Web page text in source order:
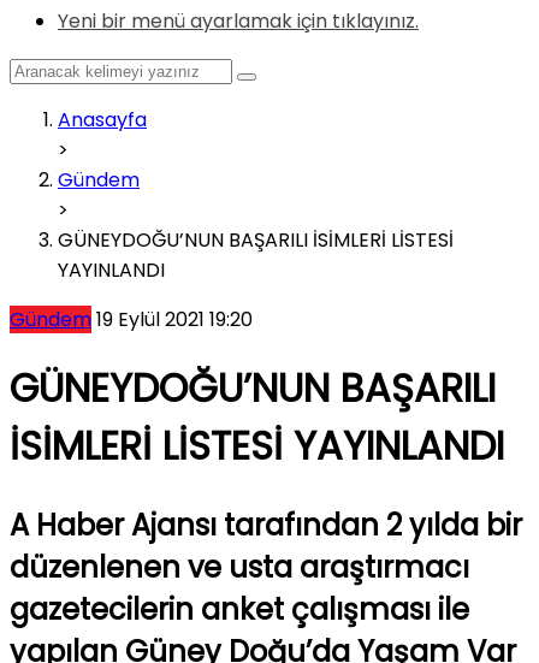
Yeni bir menü ayarlamak için tıklayınız.
Anasayfa
>
Gündem
>
GÜNEYDOĞU’NUN BAŞARILI İSİMLERİ LİSTESİ
YAYINLANDI
Gündem19 Eylül 2021 19:20
GÜNEYDOĞU’NUN BAŞARILI
İSİMLERİ LİSTESİ YAYINLANDI
A Haber Ajansı tarafından 2 yılda bir
düzenlenen ve usta araştırmacı
gazetecilerin anket çalışması ile
yapılan Güney Doğu’da Yaşam Var